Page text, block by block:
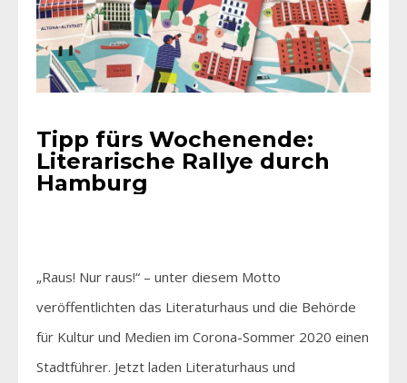
Tipp fürs Wochenende:
Literarische Rallye durch
Hamburg
„Raus! Nur raus!“ – unter diesem Motto
veröffentlichten das Literaturhaus und die Behörde
für Kultur und Medien im Corona-Sommer 2020 einen
Stadtführer. Jetzt laden Literaturhaus und